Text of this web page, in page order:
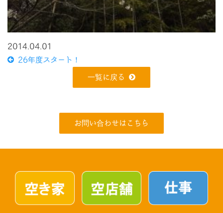
2014.04.01
26年度スタート！
一覧に戻る
お問い合わせはこちら